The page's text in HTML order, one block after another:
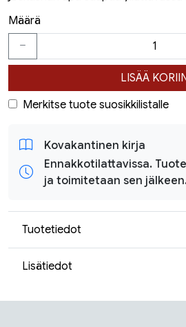
Määrä
LISÄÄ
Merkitse tuote suosikkilistalle
Kovakantinen kirja
Ennakkotilattavissa. Tuote
ja toimitetaan sen
Tuotetiedot
Lisätiedot